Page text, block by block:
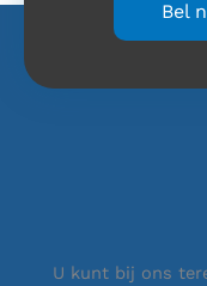
Bel
U kunt bij ons